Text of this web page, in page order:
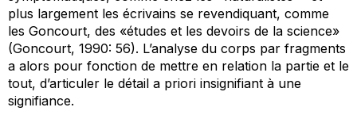
plus largement les écrivains se revendiquant, comme
les Goncourt, des «études et les devoirs de la science»
(Goncourt, 1990: 56). L’analyse du corps par fragments
a alors pour fonction de mettre en relation la partie et le
tout, d’articuler le détail a priori insignifiant à une
signifiance.